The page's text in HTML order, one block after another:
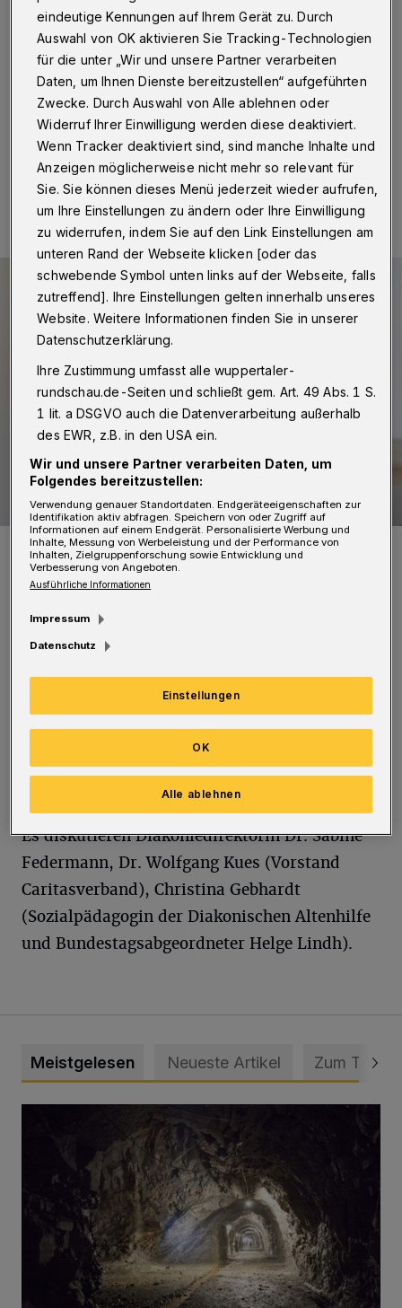
Wuppertal ·Im Rahmen ihrer Reihe „ENDlich leben –
Selbstbestimmtes Sterben versus Palliativmedizin?! lädt
die Christliche Hospiz-Stiftung für Mittwoch (19. März
2025) zur dritten Veranstaltung ein.
18.03.2025 , 11:30 Uhr Eine Minute Lesezeit
Diakoniedirektorin Dr. Sabine Federmann.
Foto: Sabine Damaschke
Im Rahmen einer Podiumsdiskussion geht es
um die Frage „Wie viel Gesetz brauchen
selbstbestimmtes Sterben und
Palliativmedizin?“. Beginn ist um 19 Uhr im
Katholischen Stadthaus (Laurentiusstraße 7).
Es diskutieren Diakoniedirektorin Dr. Sabine
Federmann, Dr. Wolfgang Kues (Vorstand
Caritasverband), Christina Gebhardt
(Sozialpädagogin der Diakonischen Altenhilfe
und Bundestagsabgeordneter Helge Lindh).
Meistgelesen Neueste Artikel Zum Thema
eindeutige Kennungen auf Ihrem Gerät zu. Durch
Auswahl von OK aktivieren Sie Tracking-Technologien
für die unter „Wir und unsere Partner verarbeiten
Daten, um Ihnen Dienste bereitzustellen“ aufgeführten
Zwecke. Durch Auswahl von Alle ablehnen oder
Widerruf Ihrer Einwilligung werden diese deaktiviert.
Wenn Tracker deaktiviert sind, sind manche Inhalte und
Anzeigen möglicherweise nicht mehr so relevant für
Sie. Sie können dieses Menü jederzeit wieder aufrufen,
um Ihre Einstellungen zu ändern oder Ihre Einwilligung
zu widerrufen, indem Sie auf den Link Einstellungen am
unteren Rand der Webseite klicken [oder das
schwebende Symbol unten links auf der Webseite, falls
zutreffend]. Ihre Einstellungen gelten innerhalb unseres
Website. Weitere Informationen finden Sie in unserer
Datenschutzerklärung.
Ihre Zustimmung umfasst alle wuppertaler-
rundschau.de-Seiten und schließt gem. Art. 49 Abs. 1 S.
1 lit. a DSGVO auch die Datenverarbeitung außerhalb
des EWR, z.B. in den USA ein.
Wir und unsere Partner verarbeiten Daten, um
Folgendes bereitzustellen:
Verwendung genauer Standortdaten. Endgeräteeigenschaften zur
Identifikation aktiv abfragen. Speichern von oder Zugriff auf
Informationen auf einem Endgerät. Personalisierte Werbung und
Inhalte, Messung von Werbeleistung und der Performance von
Inhalten, Zielgruppenforschung sowie Entwicklung und
Verbesserung von Angeboten.
Ausführliche Informationen
Impressum
Datenschutz
Einstellungen
Alle ablehnen
OK